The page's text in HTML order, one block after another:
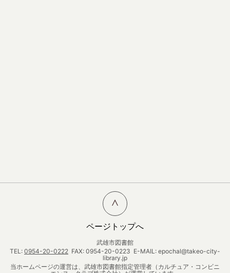
ページトップへ
武雄市図書館
TEL: 0954-20-0222 FAX: 0954-20-0223 E-MAIL: epochal@takeo-city-
library.jp
当ホームページの運営は、武雄市図書館指定管理者（カルチュア・コンビニ